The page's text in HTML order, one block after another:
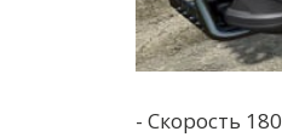
- Скорость